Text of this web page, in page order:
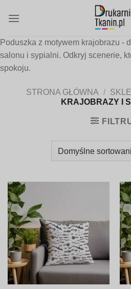
Poduszka z motywem krajobrazu -
salonu i sypialni. Odkryj scenerie,
spokoju.
STRONA GŁÓWNA /
KRAJOBRAZY I